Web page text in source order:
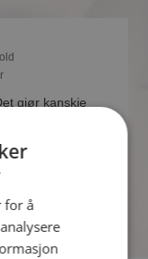
gjør kanskje
for å